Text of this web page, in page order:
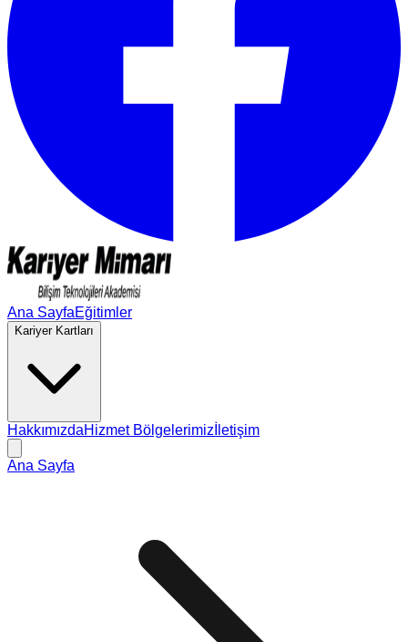
Ana SayfaEğitimler
Kariyer Kartları
HakkımızdaHizmet Bölgelerimiz İletişim
Ana Sayfa